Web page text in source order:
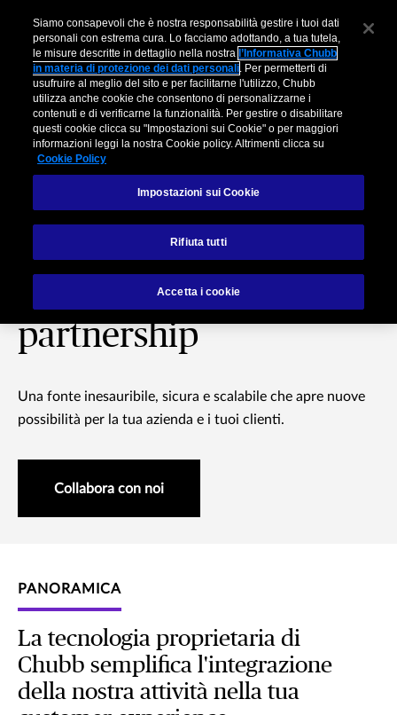
Chubb Studio®: la
tecnologia per
potenziare le nostre
partnership
Una fonte inesauribile, sicura e scalabile che apre nuove
possibilità per la tua azienda e i tuoi clienti.
Collabora con noi
PANORAMICA
La tecnologia proprietaria di
Chubb semplifica l'integrazione
della nostra attività nella tua
Siamo consapevoli che è nostra responsabilità gestire i tuoi dati
personali con estrema cura. Lo facciamo adottando, a tua tutela,
le misure descritte in dettaglio nella nostra l’Informativa Chubb
in materia di protezione dei dati personali. Per permetterti di
usufruire al meglio del sito e per facilitarne l'utilizzo, Chubb
utilizza anche cookie che consentono di personalizzarne i
contenuti e di verificarne la funzionalità. Per gestire o disabilitare
questi cookie clicca su "Impostazioni sui Cookie" o per maggiori
informazioni leggi la nostra Cookie policy. Altrimenti clicca su
Cookie Policy
Impostazioni sui Cookie
Rifiuta tutti
Accetta i cookie